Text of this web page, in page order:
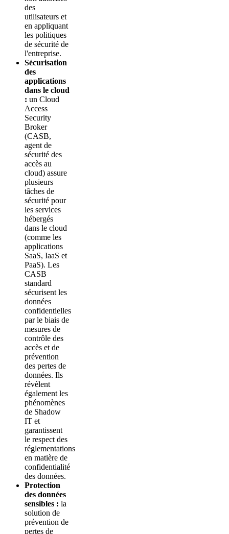
des
utilisateurs et
en appliquant
les politiques
de sécurité de
l'entreprise.
Sécurisation
des
applications
dans le cloud
: un Cloud
Access
Security
Broker
(CASB,
agent de
sécurité des
accès au
cloud) assure
plusieurs
tâches de
sécurité pour
les services
hébergés
dans le cloud
(comme les
applications
SaaS, IaaS et
PaaS). Les
CASB
standard
sécurisent les
données
confidentielles
par le biais de
mesures de
contrôle des
accès et de
prévention
des pertes de
données. Ils
révèlent
également les
phénomènes
de Shadow
IT et
garantissent
le respect des
réglementations
en matière de
confidentialité
des données.
Protection
des données
sensibles : la
solution de
prévention de
pertes de